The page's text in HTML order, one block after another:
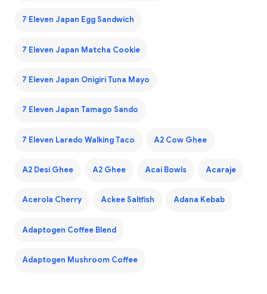
7 Eleven Japan Egg Sandwich
7 Eleven Japan Matcha Cookie
7 Eleven Japan Onigiri Tuna Mayo
7 Eleven Japan Tamago Sando
7 Eleven Laredo Walking Taco A2 Cow Ghee
A2 Desi Ghee A2 Ghee Acai Bowls Acaraje
Acerola Cherry Ackee Saltfish Adana Kebab
Adaptogen Coffee Blend
Adaptogen Mushroom Coffee